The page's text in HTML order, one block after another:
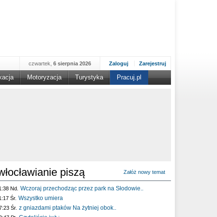
Zaloguj Zarejestruj
czwartek, 6 sierpnia 2026
Motoryzacja Turystyka Pracuj.pl
piszą Załóż nowy temat
Nd. Wczoraj przechodząc przez park na Słodowie..
Śr. Wszystko umiera
Śr. z gniazdami ptaków Na żytniej obok..